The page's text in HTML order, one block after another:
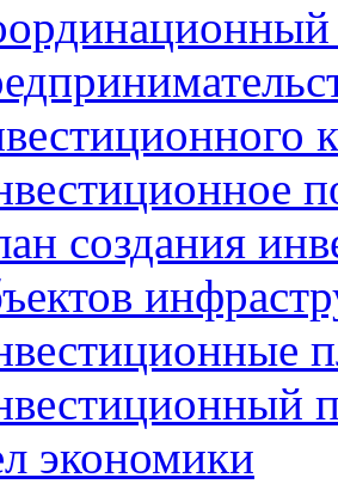
создания
экономики